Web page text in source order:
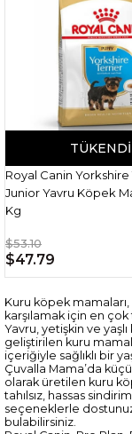
TÜKENDI
Royal Canin
Junior Yavru Köpek
Kg
$53.10
$47.79
Kuru köpek
karşılamak için en
Yavru, yetişkin ve
geliştirilen kuru
içeriğiyle sağlıklı bir
Çuvalla Mama’da
olarak üretilen kuru
tahılsız, hassas
seçeneklerle
bulabilirsiniz.